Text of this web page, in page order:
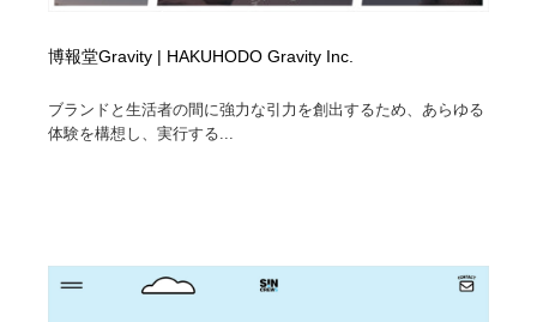
博報堂Gravity | HAKUHODO Gravity Inc.
ブランドと生活者の間に強力な引力を創出するため、あらゆる
体験を構想し、実行する...